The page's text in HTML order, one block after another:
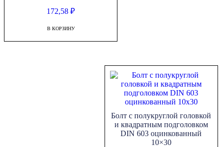
172,58₽
В КОРЗИНУ
Болт с полукруглой головкой
и квадратным подголовком
DIN 603 оцинкованный
10×30